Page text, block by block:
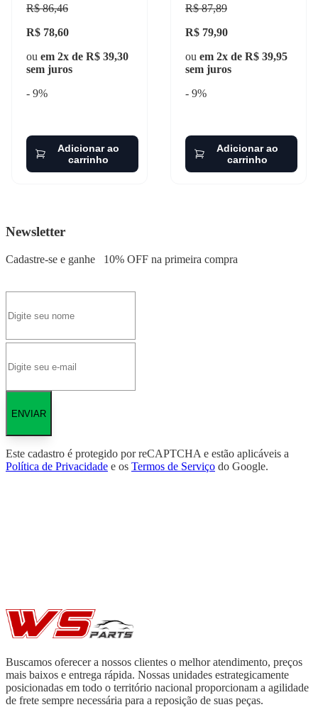
R$ 86,46
R$ 78,60
ou em 2x de R$ 39,30
sem juros
- 9%
Adicionar ao
carrinho
R$ 87,89
R$ 79,90
ou em 2x de R$ 39,95
sem juros
- 9%
Adicionar ao
carrinho
Newsletter
Cadastre-se e ganhe 10% OFF na primeira compra
ENVIAR
Este cadastro é protegido por reCAPTCHA e estão aplicáveis a
Política de Privacidade e os Termos de Serviço do Google.
Buscamos oferecer a nossos clientes o melhor atendimento, preços
mais baixos e entrega rápida. Nossas unidades estrategicamente
posicionadas em todo o território nacional proporcionam a agilidade
de frete sempre necessária para a reposição de suas peças.